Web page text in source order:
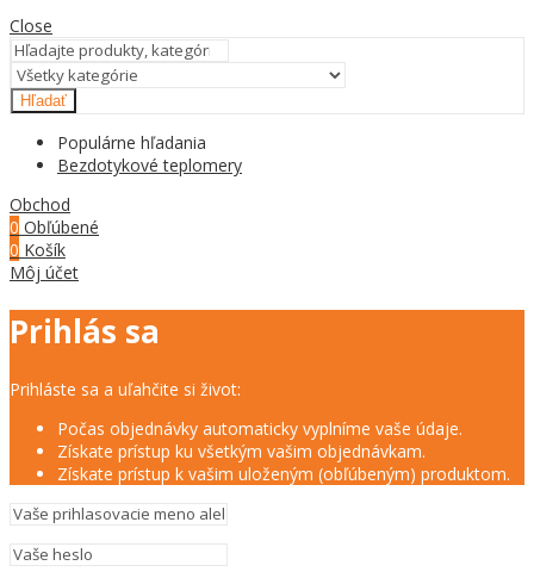
Close
Hľadať
Populárne hľadania
Bezdotykové teplomery
Obchod
0 Obľúbené
0 Košík
Môj účet
Prihlás sa
Prihláste sa a uľahčite si život:
Počas objednávky automaticky vyplníme vaše údaje.
Získate prístup ku všetkým vašim objednávkam.
Získate prístup k vašim uloženým (obľúbeným) produktom.